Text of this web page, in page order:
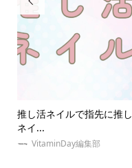
るセルフ 簡単キンブレリボ
ゆめみぃ